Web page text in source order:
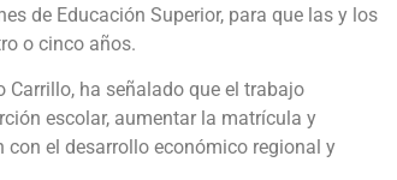
de Educación Superior, para que las y los
o cinco años.
Carrillo, ha señalado que el trabajo
escolar, aumentar la matrícula y
el desarrollo económico regional y